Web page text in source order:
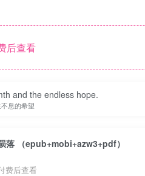
后查看
and the endless hope.
息的希望
落 （epub+mobi+azw3+pdf）
费后查看